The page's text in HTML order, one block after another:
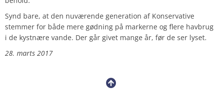
Synd bare, at den nuværende generation af Konservative
stemmer for både mere gødning på markerne og flere havbrug
i de kystnære vande. Der går givet mange år, før de ser lyset.
28. marts 2017